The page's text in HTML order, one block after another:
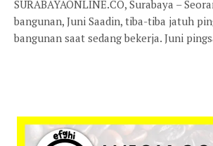
SURABAYAONLINE.CO, Surabaya –
bangunan, Juni Saadin, tiba-tiba jatuh
bangunan saat sedang bekerja. Juni